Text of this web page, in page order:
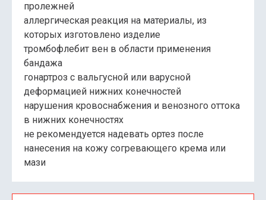
пролежней
аллергическая реакция на материалы, из
которых изготовлено изделие
тромбофлебит вен в области применения
бандажа
гонартроз с вальгусной или варусной
деформацией нижних конечностей
нарушения кровоснабжения и венозного оттока
в нижних конечностях
не рекомендуется надевать ортез после
нанесения на кожу согревающего крема или
мази